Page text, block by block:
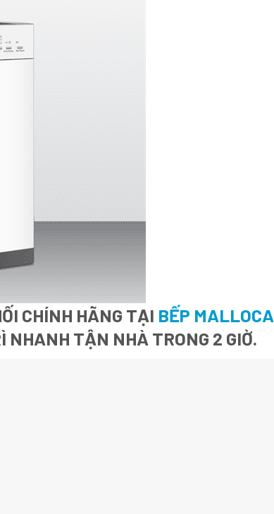
CHÍNH HÃNG TẠI BẾP MALLOCA
TẬN NHÀ TRONG 2 GIỜ.